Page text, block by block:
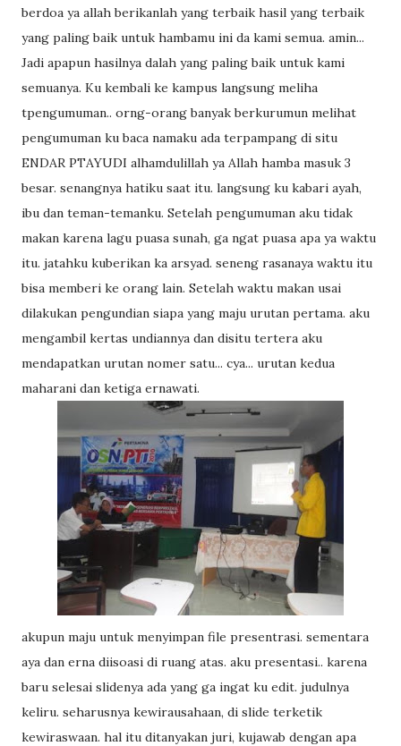
berdoa ya allah berikanlah yang terbaik hasil yang terbaik
yang paling baik untuk hambamu ini da kami semua. amin...
Jadi apapun hasilnya dalah yang paling baik untuk kami
semuanya. Ku kembali ke kampus langsung meliha
tpengumuman.. orng-orang banyak berkurumun melihat
pengumuman ku baca namaku ada terpampang di situ
ENDAR PTAYUDI alhamdulillah ya Allah hamba masuk 3
besar. senangnya hatiku saat itu. langsung ku kabari ayah,
ibu dan teman-temanku. Setelah pengumuman aku tidak
makan karena lagu puasa sunah, ga ngat puasa apa ya waktu
itu. jatahku kuberikan ka arsyad. seneng rasanaya waktu itu
bisa memberi ke orang lain. Setelah waktu makan usai
dilakukan pengundian siapa yang maju urutan pertama. aku
mengambil kertas undiannya dan disitu tertera aku
mendapatkan urutan nomer satu... cya... urutan kedua
maharani dan ketiga ernawati.
akupun maju untuk menyimpan file presentrasi. sementara
aya dan erna diisoasi di ruang atas. aku presentasi.. karena
baru selesai slidenya ada yang ga ingat ku edit. judulnya
keliru. seharusnya kewirausahaan, di slide terketik
kewiraswaan. hal itu ditanyakan juri, kujawab dengan apa